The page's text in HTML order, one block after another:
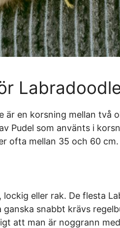
en korsning mellan två
Pudel som använts i
ofta mellan 35 och 60 cm.
eller rak. De flesta
snabbt krävs
att man är noggrann